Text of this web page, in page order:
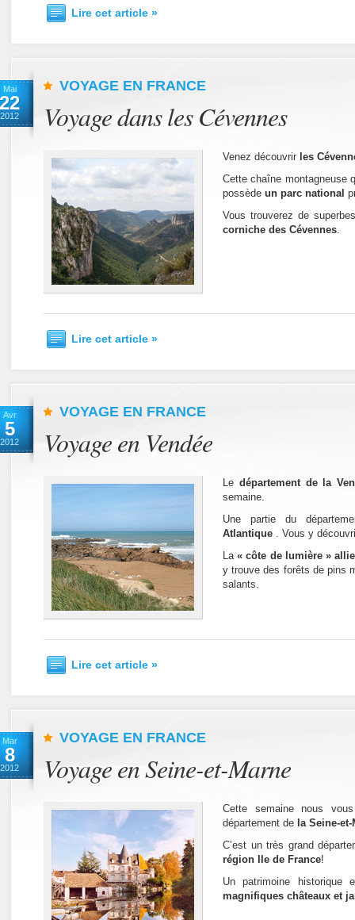
Lire cet article »
Mai
22
2012
VOYAGE EN FRANCE
Voyage dans les Cévennes
Venez découvrir les
Cette chaîne montagneuse
possède un parc national
Vous trouverez de
corniche des Cévennes.
Lire cet article »
Avr
5
2012
VOYAGE EN FRANCE
Voyage en Vendée
Le département de la
semaine.
Une partie du
Atlantique . Vous y
La« côte de lumière »
y trouve des forêts de pins
salants.
Lire cet article »
Mar
8
2012
VOYAGE EN FRANCE
Voyage en Seine-et-Marne
Cette semaine nous
département de la Seine-
C’est un très grand
région Ile de France!
Un patrimoine historique
magnifiques châteaux et